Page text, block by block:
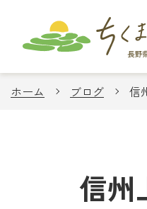
ホーム ブログ 信
信州